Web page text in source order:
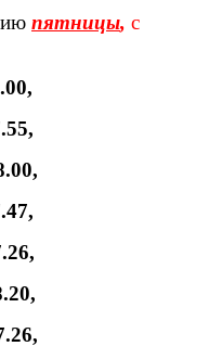
пятницы, с